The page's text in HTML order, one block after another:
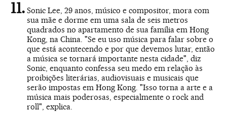
Sonic Lee, 29 anos, músico e compositor, mora com
sua mãe e dorme em uma sala de seis metros
quadrados no apartamento de sua família em Hong
Kong, na China. "Se eu uso música para falar sobre o
que está acontecendo e por que devemos lutar, então
a música se tornará importante nesta cidade", diz
Sonic, enquanto confessa seu medo em relação às
proibições literárias, audiovisuais e musicais que
serão impostas em Hong Kong. "Isso torna a arte e a
música mais poderosas, especialmente o rock and
roll", explica.